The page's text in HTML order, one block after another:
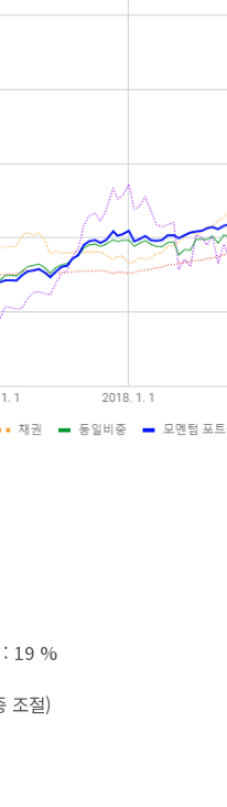
: 19 %
조절)